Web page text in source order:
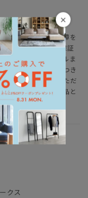
×
ただき、使用に支障を
げ日より1年間の保証
らお送りするメールま
それ以降の保証につき
の交換をさせていただ
が無い場合、同等品と
ください。
クス